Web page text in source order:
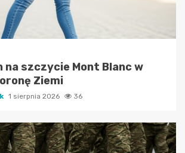
na szczycie Mont Blanc w
Ziemi
1 sierpnia 2026 36